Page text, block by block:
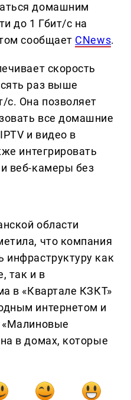
домашним
до 1 Гбит/с на
сообщает CNews.
скорость
раз выше
с. Она позволяет
все домашние
и видео в
интегрировать
веб-камеры без
области
что компания
инфраструктуру как
так и в
в «Квартале КЗКТ»
интернетом и
в домах, которые